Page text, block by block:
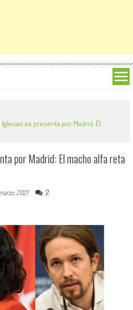
Iglesias se presenta por Madrid: El
por Madrid: El macho alfa reta
2021 2